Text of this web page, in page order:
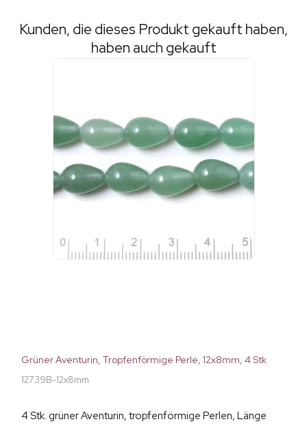
Kunden, die dieses Produkt gekauft haben,
haben auch gekauft
Grüner Aventurin, Tropfenförmige Perle, 12x8mm, 4 Stk
12739B-12x8mm
4 Stk. grüner Aventurin, tropfenförmige Perlen, Länge